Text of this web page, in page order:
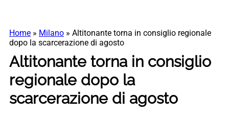
Home » Milano » Altitonante torna in consiglio regionale
dopo la scarcerazione di agosto
Altitonante torna in consiglio
regionale dopo la
scarcerazione di agosto